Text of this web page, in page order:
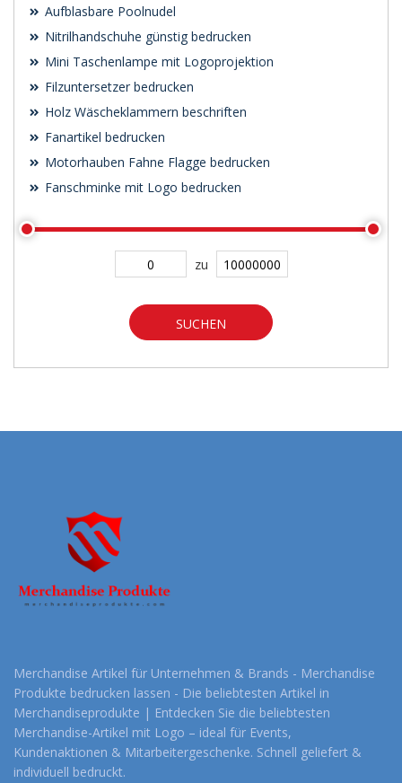
Aufblasbare Poolnudel
Nitrilhandschuhe günstig bedrucken
Mini Taschenlampe mit Logoprojektion
Filzuntersetzer bedrucken
Holz Wäscheklammern beschriften
Fanartikel bedrucken
Motorhauben Fahne Flagge bedrucken
Fanschminke mit Logo bedrucken
zu
SUCHEN
Merchandise Artikel für Unternehmen & Brands - Merchandise
Produkte bedrucken lassen - Die beliebtesten Artikel in
Merchandiseprodukte | Entdecken Sie die beliebtesten
Merchandise-Artikel mit Logo – ideal für Events,
Kundenaktionen & Mitarbeitergeschenke. Schnell geliefert &
individuell bedruckt.